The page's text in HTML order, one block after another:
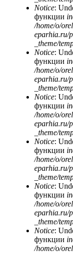
Notice:
функции
/home/o/
eparhia.ru/
_theme/
Notice:
функции
/home/o/
eparhia.ru/
_theme/
Notice:
функции
/home/o/
eparhia.ru/
_theme/
Notice:
функции
/home/o/
eparhia.ru/
_theme/
Notice:
функции
/home/o/
eparhia.ru/
_theme/
Notice:
функции
/home/o/